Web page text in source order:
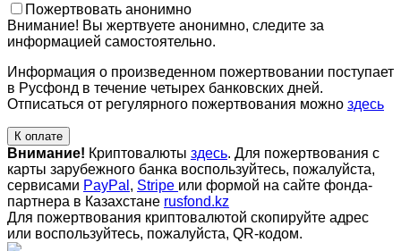
Пожертвовать анонимно
Внимание! Вы жертвуете анонимно, следите за
информацией самостоятельно.
Информация о произведенном пожертвовании поступает
в Русфонд в течение четырех банковских дней.
Отписаться от регулярного пожертвования можно здесь
К оплате
Внимание! Криптовалюты здесь. Для пожертвования с
карты зарубежного банка воспользуйтесь, пожалуйста,
сервисами PayPal , Stripe или формой на сайте фонда-
партнера в Казахстане rusfond.kz
Для пожертвования криптовалютой скопируйте адрес
или воспользуйтесь, пожалуйста, QR-кодом.